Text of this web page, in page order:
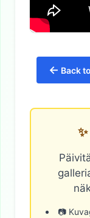
← Back
📷